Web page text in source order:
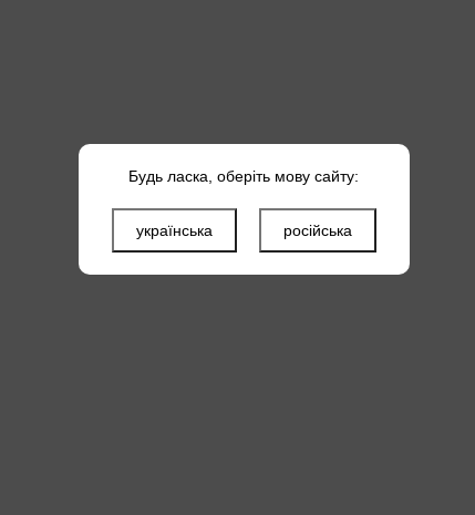
Будь ласка, оберіть мову сайту:
українська російська